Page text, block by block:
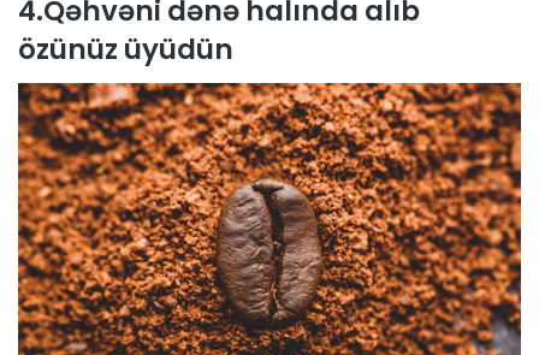
4.Qəhvəni dənə halında alıb
özünüz üyüdün